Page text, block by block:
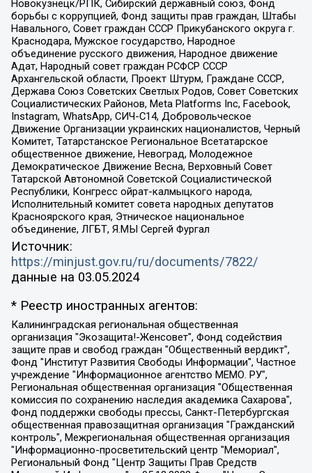
Новокузнецк/РПК, Сибирский державный союз, Фонд
борьбы с коррупцией, Фонд защиты прав граждан, Штабы
Навального, Совет граждан СССР Прикубанского округа г.
Краснодара, Мужское государство, Народное
объединение русского движения, Народное движение
Адат, Народный совет граждан РСФСР СССР
Архангельской области, Проект Штурм, Граждане СССР,
Держава Союз Советских Светлых Родов, Совет Советских
Социалистических Районов, Meta Platforms Inc, Facebook,
Instagram, WhatsApp, СИЧ-С14, Добровольческое
Движение Организации украинских националистов, Черный
Комитет, Татарстанское Региональное Всетатарское
общественное движение, Невоград, Молодежное
Демократическое Движение Весна, Верховный Совет
Татарской Автономной Советской Социалистической
Республики, Конгресс ойрат-калмыцкого народа,
Исполнительный комитет совета народных депутатов
Красноярского края, Этническое национальное
объединение, ЛГБТ, Я.МЫ Сергей Фургал
Источник:
https://minjust.gov.ru/ru/documents/7822/
данные на 03.05.2024
* Реестр иностранных агентов:
Калининградская региональная общественная организация "Экозащита!-Женсовет", Фонд содействия защите прав и свобод граждан "Общественный вердикт", Фонд "Институт Развития Свободы Информации", Частное учреждение "Информационное агентство МЕМО. РУ", Региональная общественная организация "Общественная комиссия по сохранению наследия академика Сахарова", Фонд поддержки свободы прессы, Санкт-Петербургская общественная правозащитная организация "Гражданский контроль", Межрегиональная общественная организация "Информационно-просветительский центр "Мемориал", Региональный Фонд "Центр Защиты Прав Средств Массовой Информации", с 05.12.2023 Фонд "Центр Защиты Прав Средств массовой информации", Региональная общественная благотворительная организация помощи беженцам и мигрантам "Гражданское содействие", Негосударственное образовательное учреждение дополнительного профессионального образования (повышение квалификации) специалистов "АКАДЕМИЯ ПО ПРАВАМ ЧЕЛОВЕКА", Свердловская региональная общественная организация "Сутяжник", Автономная некоммерческая организация "Центр независимых социологических исследований", Союз общественных объединений "Российский исследовательский центр по правам человека", Региональное общественное учреждение научно-информационный центр "МЕМОРИАЛ", Некоммерческая организация "Фонд защиты гласности", Автономная некоммерческая организация "Институт прав человека", Городская общественная организация "Екатеринбургское общество "МЕМОРИАЛ", Городская общественная организация "Рязанское историко-просветительское и правозащитное общество "Мемориал" (Рязанский Мемориал), Челябинский региональный орган общественной самодеятельности – женское общественное объединение "Женщины Евразии", Челябинский региональный орган общественной самодеятельности "Уральская правозащитная группа", Фонд содействия защите здоровья и социальной справедливости имени Андрея Рылькова, Автономная Некоммерческая Организация "Аналитический Центр Юрия Левады", Автономная некоммерческая организация социальной поддержки населения "Проект Апрель", Региональная общественная организация помощи женщинам и детям, находящимся в кризисной ситуации "Информационно-методический центр "Анна", Фонд содействия развитию массовых коммуникаций и правовому просвещению "Так-так-Так", Фонд содействия устойчивому развитию "Серебряная тайга", Свердловский региональный общественный фонд социальных проектов "Новое время", "Idel.Реалии", Кавказ.Реалии, Крым.Реалии, Телеканал Настоящее Время, Татаро-башкирская служба Радио Свобода (Azatliq Radiosi), Радио Свободная Европа/Радио Свобода (PCE/PC), "Сибирь.Реалии", "Фактограф", Благотворительный фонд помощи осужденным и их семьям, Автономная некоммерческая организация "Институт глобализации и социальных движений", Фонд "В защиту прав заключенных", Частное учреждение "Центр поддержки и содействия развитию средств массовой информации", Пензенский региональный общественный благотворительный фонд "Гражданский союз", "Север.Реалии", Некоммерческая организация Фонд "Правовая инициатива", Общество с ограниченной ответственностью "Радио Свободная Европа/Радио Свобода", Чешское информационное агентство "MEDIUM-ORIENT", Красноярская региональная общественная организация "Мы против СПИДа", Камалягин Денис Николаевич, Маркелов Сергей Евгеньевич, Пономарев Лев Александрович, Савицкая Людмила Алексеевна, Автономная некоммерческая организация "Центр по работе с проблемой насилия "НАСИЛИЮ.НЕТ", Межрегиональный профессиональный союз работников здравоохранения "Альянс врачей", Юридическое лицо, зарегистрированное в Латвийской Республике, SIA "Medusa Project" (регистрационный номер 40103797863, дата регистрации 10.06.2014), Некоммерческая организация "Фонд по борьбе с коррупцией", Автономная некоммерческая организация "Институт права и публичной политики", Баданин Роман Сергеевич, Гликин Максим Александрович, Железнова Мария Михайловна, Лукьянова Юлия Сергеевна, Маетная Елизавета Витальевна, Маняхин Петр Борисович, Чуракова Ольга Владимировна, Ярош Юлия Петровна, Юридическое лицо "The Insider SIA", зарегистрированное в Риге, Латвийская Республика (дата регистрации 26.06.2015), являющееся администратором доменного имени интернет-издания "The Insider SIA", https://theins.ru, Постернак Алексей Евгеньевич, Рубин Михаил Аркадьевич, Анин Роман Александрович, Юридическое лицо Istories fonds, зарегистрированное в Латвийской Республике (регистрационный номер 50008295751, дата регистрации 24.02.2020), Великовский Дмитрий Александрович, Долинина Ирина Николаевна, Мароховская Алеся Алексеевна, Шлейнов Роман Юрьевич, Шмагун Олеся Валентиновна, Общество с ограниченной ответственностью "Альтаир 2021", Общество с ограниченной ответственностью "Вега 2021", Общество с ограниченной ответственностью "Главный редактор 2021", Общество с ограниченной ответственностью "Ромашки монолит", Важенков Артем Валерьевич, Ивановская областная общественная организация "Центр гендерных исследований", Гурман Юрий Альбертович, Медиапроект "ОВД-Инфо", Егоров Владимир Владимирович, Жилинский Владимир Александрович, Общество с ограниченной ответственностью "ЗП", Иванова София Юрьевна, Карезина Инна Павловна, Кильтау Екатерина Викторовна, Петров Алексей Викторович, Пискунов Сергей Евгеньевич, Смирнов Сергей Сергеевич, Тихонов Михаил Сергеевич, Общество с ограниченной ответственностью "ЖУРНАЛИСТ-ИНОСТРАННЫЙ АГЕНТ", Арапова Галина Юрьевна, Вольтская Татьяна Анатольевна, Американская компания "Mason G.E.S. Anonymous Foundation" (США), являющаяся владельцем интернет-издания https://mnews.world/, Компания "Stichting Bellingcat", зарегистрированная в Нидерландах (дата регистрации 11.07.2018), Захаров Андрей Вячеславович, Клепиковская Екатерина Дмитриевна, Общество с ограниченной ответственностью "МЕМО", Перл Роман Александрович, Симонов Евгений Алексеевич, Соловьева Елена Анатольевна, Сотников Даниил Владимирович, Сурначева Елизавета Дмитриевна, Автономная некоммерческая организация по защите прав человека и информированию населения "Якутия – Наше Мнение", Общество с ограниченной ответственностью "Москоу диджитал медиа", с 26.01.2023 Общество с ограниченной ответственностью "Чайка Белые сады", Ветошкина Валерия Валерьевна, Заговора Максим Александрович, Межрегиональное общественное движение "Российская ЛГБТ - сеть", Оленичев Максим Владимирович, Павлов Иван Юрьевич, Скворцова Елена Сергеевна, Общество с ограниченной ответственностью "Как бы инагент", Кочетков Игорь Викторович, Общество с ограниченной ответственностью "Честные выборы", Еланчик Олег Александрович, Общество с ограниченной ответственностью "Нобелевский призыв", Гималова Регина Эмилевна, Григорьев Андрей Валерьевич, Григорьева Алина Александровна, Ассоциация по содействию защите прав призывников, альтернативнослужащих и военнослужащих "Правозащитная группа "Гражданин.Армия.Право", Хисамова Регина Фаритовна, Автономная некоммерческая организация по реализации социально-правовых программ "Лилит", Дальневосточное общественное движение "Маяк", Санкт-Петербургская ЛГБТ-инициативная группа "Выход", Инициативная группа ЛГБТ+ "Реверс", Алексеев Андрей Викторович, Бекбулатова Таисия Львовна, Беляев Иван Михайлович, Владыкина Елена Сергеевна, Гельман Марат Александрович, Никульшина Вероника Юрьевна, Толоконникова Надежда Андреевна, Шендерович Виктор Анатольевич, Общество с ограниченной ответственностью "Данное сообщение", Общество с ограниченной ответственностью Издательский дом "Новая глава", Айнбиндер Александра Александровна, Московский комьюнити-центр для ЛГБТ+инициатив, Благотворительный фонд развития филантропии, Deutsche Welle (Германия, Kurt-Schumacher-Strasse 3, 53113 Bonn), Борзунова Мария Михайловна, Воробьев Виктор Викторович, Голубева Анна Львовна, Константинова Алла Михайловна, Малкова Ирина Владимировна, Мурадов Мурад Абдулгалимович, Осетинская Елизавета Николаевна, Понасенков Евгений Николаевич, Ганапольский Матвей Юрьевич, Киселев Евгений Алексеевич, Борухович Ирина Григорьевна, Дремин Иван Тимофеевич, Дубровский Дмитрий Викторович, Красноярская региональная общественная организация поддержки и развития альтернативных образовательных технологий и межкультурных коммуникаций "ИНТЕРРА", Маяковская Екатерина Алексеевна, Фейгин Марк Захарович, Филимонов Андрей Викторович, Дзугкоева Регина Николаевна, Доброхотов Роман Александрович, Дудь Юрий Александрович, Елкин Сергей Владимирович, Кругликов Кирилл Игоревич, Сабунаева Мария Леонидовна, Семенов Алексей Владимирович, Шаинян Карен Багратович, Шульман Екатерина Михайловна, Асафьев Артур Валерьевич, Вахштайн Виктор Семенович, Венедиктов Алексей Алексеевич, Лушникова Екатерина Евгеньевна, Волков Леонид Михайлович, Невзоров Александр Глебович, Пархоменко Сергей Борисович, Сироткин Ярослав Николаевич, Кара-Мурза Владимир Владимирович, Баранова Наталья Владимировна, Гозман Леонид Яковлевич, Кагарлицкий Борис Юльевич, Климарев Михаил Валерьевич, Милов Владимир Станиславович, Автономная некоммерческая организация Краснодарский центр современного искусства "Типография", Моргенштерн Алишер Тагирович, Соболь Любовь Эдуардовна, Общество с ограниченной ответственностью "ЛИЗА НОРМ", Каспаров Гарри Кимович, Ходорковский Михаил Борисович, Общество с ограниченной ответственностью "Апрельские тезисы", Данилович Ирина Брониславовна, Кашин Олег Владимирович, Петров Николай Владимирович, Пивоваров Алексей Владимирович, Соколов Михаил Владимирович, Цветкова Юлия Владимировна, Чичваркин Евгений Александрович, Комитет против пыток/Команда против пыток, Общество с ограниченной ответственностью "Первый научный", Общество с ограниченной ответственностью "Вертолет и ко", Белоцерковская Вероника Борисовна, Кац Максим Евгеньевич, Лазарева Татьяна Юрьевна, Шаведдинов Руслан Табризович, Яшин Илья Валерьевич, Общество с ограниченной ответственностью "Иноагент ААВ", Алешковский Дмитрий Петрович, Альбац Евгения Марковна, Быков Дмитрий Львович, Галямина Юлия Евгеньевна, Лойко Сергей Леонидович, Мартынов Кирилл Константинович, Медведев Сергей Александрович, Крашенинников Федор Геннадиевич, Гордеева Катерина Вл